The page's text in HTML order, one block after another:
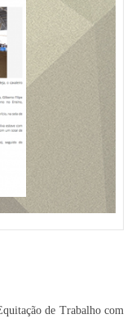
de Trabalho com